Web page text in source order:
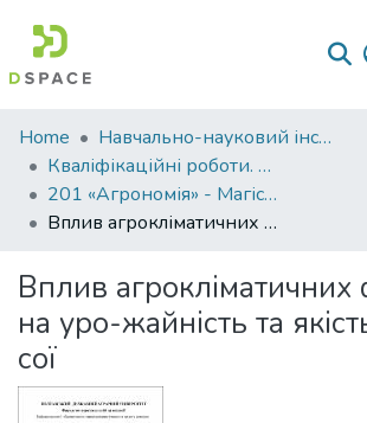
Communities
&
Collections
All of DSpace
Statistics
Home
Навчально-науковий інститут агротехнологій, селекції та екології
Кваліфікаційні роботи. ННІ агротехнологій, селекції та екології
201 «Агрономія» - Магістри 2021-2022
Вплив агрокліматичних факторів на уро-жайність та якість насіння сої
Вплив агрокліматичних
на уро-жайність та
сої